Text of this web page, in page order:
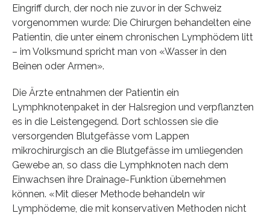
Eingriff durch, der noch nie zuvor in der Schweiz
vorgenommen wurde: Die Chirurgen behandelten eine
Patientin, die unter einem chronischen Lymphödem litt
– im Volksmund spricht man von «Wasser in den
Beinen oder Armen».
Die Ärzte entnahmen der Patientin ein
Lymphknotenpaket in der Halsregion und verpflanzten
es in die Leistengegend. Dort schlossen sie die
versorgenden Blutgefässe vom Lappen
mikrochirurgisch an die Blutgefässe im umliegenden
Gewebe an, so dass die Lymphknoten nach dem
Einwachsen ihre Drainage-Funktion übernehmen
können. «Mit dieser Methode behandeln wir
Lymphödeme, die mit konservativen Methoden nicht